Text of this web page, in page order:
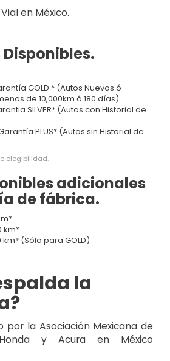
en México.
GOLD * (Autos Nuevos ó
de 10,000km ó 180 días)
SILVER* (Autos con Historial de
PLUS* (Autos sin Historial de
elegibilidad.
adicionales
de fábrica.
km*
km* (Sólo para GOLD)
la
por la Asociación Mexicana de
Honda y Acura en México